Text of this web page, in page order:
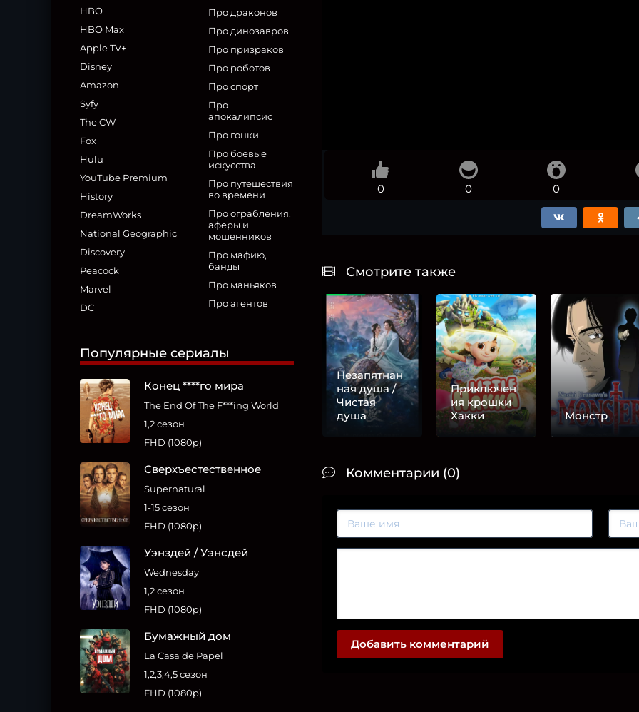
HBO
HBO Max
Apple TV+
Disney
Amazon
Syfy
The CW
Fox
Hulu
YouTube Premium
History
DreamWorks
National Geographic
Discovery
Peacock
Marvel
DC
Про драконов
Про динозавров
Про призраков
Про роботов
Про спорт
Про
апокалипсис
Про гонки
Про боевые
искусства
Про путешествия
во времени
Про ограбления,
аферы и
мошенников
Про мафию,
банды
Про маньяков
Про агентов
Популярные сериалы
Конец ****го мира
The End Of The F***ing World
1,2 сезон
FHD (1080p)
Сверхъестественное
Supernatural
1-15 сезон
FHD (1080p)
Уэнздей / Уэнсдей
Wednesday
1,2 сезон
FHD (1080p)
Бумажный дом
La Casa de Papel
1,2,3,4,5 сезон
FHD (1080p)
0 0 0
Смотрите также
Незапятнан
ная душа /
Чистая
душа
Приключен
ия крошки
Хакки
Монстр
Комментарии (0)
Добавить комментарий